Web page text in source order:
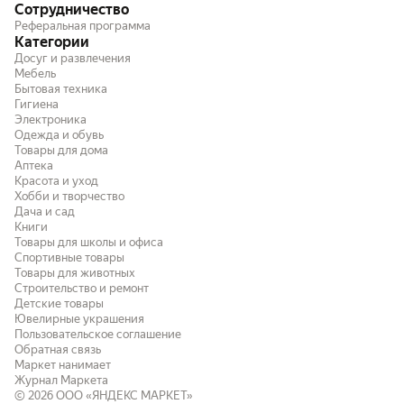
короткий огрызок.
Сотрудничество
Реферальная программа
Категории
Досуг и развлечения
Мебель
Бытовая техника
Гигиена
Электроника
Одежда и обувь
Товары для дома
Аптека
Красота и уход
Хобби и творчество
Дача и сад
Книги
Товары для школы и офиса
Спортивные товары
Товары для животных
Строительство и ремонт
Детские товары
Ювелирные украшения
Пользовательское соглашение
Обратная связь
Маркет нанимает
Журнал Маркета
© 2026 ООО «ЯНДЕКС МАРКЕТ»